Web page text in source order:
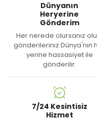
Dünyanın
Heryerine
Gönderim
Her nerede olursanız
gönderileriniz Dünya'nın
yerine hassasiyet ile
gönderilir.
7/24 Kesintisiz
Hizmet